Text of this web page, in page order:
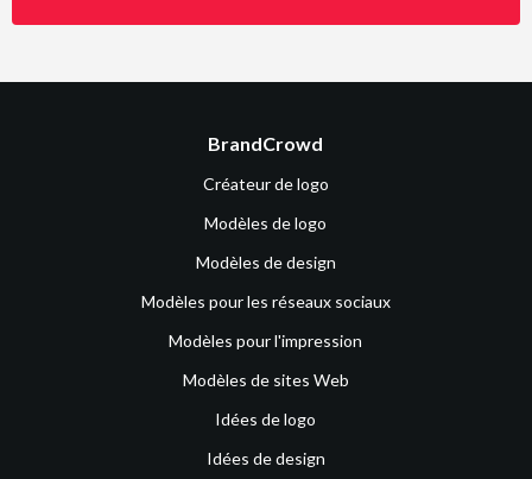
BrandCrowd
Créateur de logo
Modèles de logo
Modèles de design
Modèles pour les réseaux sociaux
Modèles pour l'impression
Modèles de sites Web
Idées de logo
Idées de design